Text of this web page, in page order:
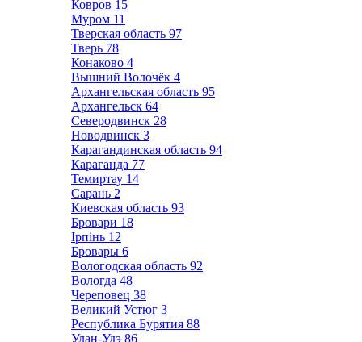
Ковров 15
Муром 11
Тверская область 97
Тверь 78
Конаково 4
Вышний Волочёк 4
Архангельская область 95
Архангельск 64
Северодвинск 28
Новодвинск 3
Карагандинская область 94
Караганда 77
Темиртау 14
Сарань 2
Киевская область 93
Бровари 18
Ірпінь 12
Бровары 6
Вологодская область 92
Вологда 48
Череповец 38
Великий Устюг 3
Республика Бурятия 88
Улан-Удэ 86